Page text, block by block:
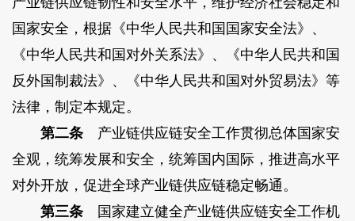
国家安全，根据《中华人民共和国国家安全法》、
《中华人民共和国对外关系法》、《中华人民共和国
反外国制裁法》、《中华人民共和国对外贸易法》等
法律，制定本规定。
第二条产业链供应链安全工作贯彻总体国家安
全观，统筹发展和安全，统筹国内国际，推进高水平
对外开放，促进全球产业链供应链稳定畅通。
第三条国家建立健全产业链供应链安全工作机